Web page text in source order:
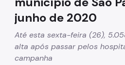
junho de 2020
Até esta sexta-feira (26),
alta após passar pelos
campanha